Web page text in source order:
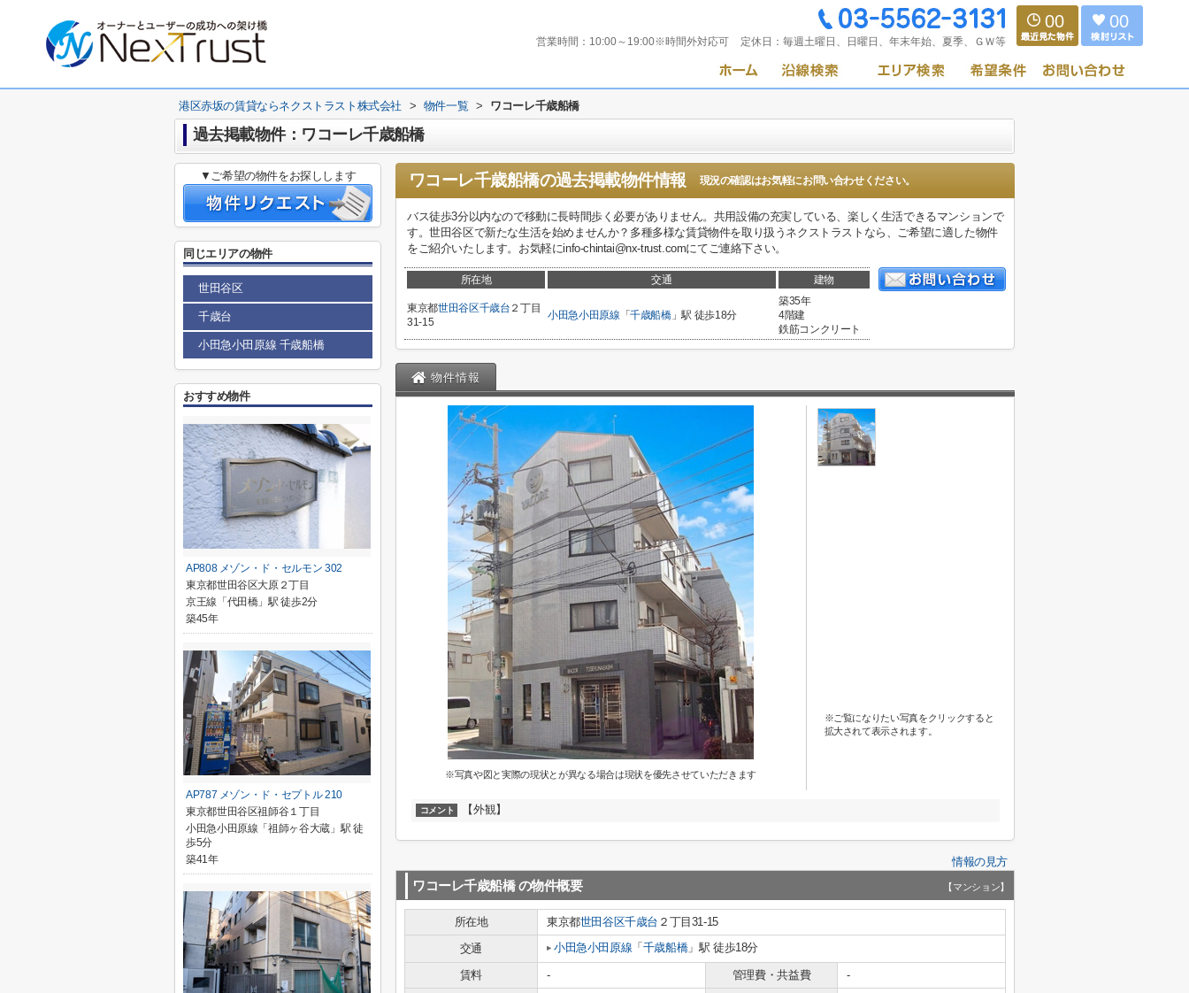
営業時間： 10:00～19:00※時間外対応可 定休日： 毎週土曜日、日曜日、年末年始、夏季、ＧＷ等
00 00
港区赤坂の賃貸ならネクストラスト株式会社 > 物件一覧 > ワコーレ千歳船橋
過去掲載物件：ワコーレ千歳船橋
ワコーレ千歳船橋の過去掲載物件情報 現況の確認はお気軽にお問い合わせください。
バス徒歩3分以内なので移動に長時間歩く必要がありません。共用設備の充実している、楽しく生活できるマンションで
す。世田谷区で新たな生活を始めませんか？多種多様な賃貸物件を取り扱うネクストラストなら、ご希望に適した物件
をご紹介いたします。お気軽にinfo-chintai@nx-trust.comにてご連絡下さい。
所在地 交通 建物
東京都世田谷区千歳台 ２丁目
31-15
小田急小田原線 「千歳船橋」駅 徒歩18分
築35年
4階建
鉄筋コンクリート
物件情報
※写真や図と実際の現状とが異なる場合は現状を優先させていただきます
※ご覧になりたい写真をクリックすると
拡大されて表示されます。
コメント 【外観】
情報の見方
ワコーレ千歳船橋 の物件概要 【マンション】
所在地 東京都世田谷区千歳台 ２丁目31-15
交通
小田急小田原線 「 千歳船橋」駅 徒歩18分
賃料 - 管理費・共益費
-
▼ご希望の物件をお探しします
同じエリアの物件
世田谷区
千歳台
小田急小田原線 千歳船橋
おすすめ物件
AP808 メゾン・ド・セルモン 302
東京都世田谷区大原２丁目
京王線「代田橋」駅 徒歩2分
築45年
AP787 メゾン・ド・セプトル 210
東京都世田谷区祖師谷１丁目
小田急小田原線「祖師ヶ谷大蔵」駅 徒
歩5分
築41年